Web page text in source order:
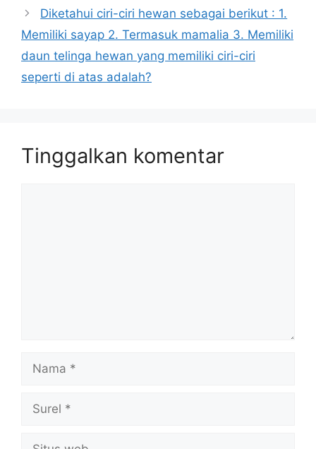
Diketahui ciri-ciri hewan sebagai berikut : 1.
Memiliki sayap 2. Termasuk mamalia 3. Memiliki
daun telinga hewan yang memiliki ciri-ciri
seperti di atas adalah?
Tinggalkan komentar